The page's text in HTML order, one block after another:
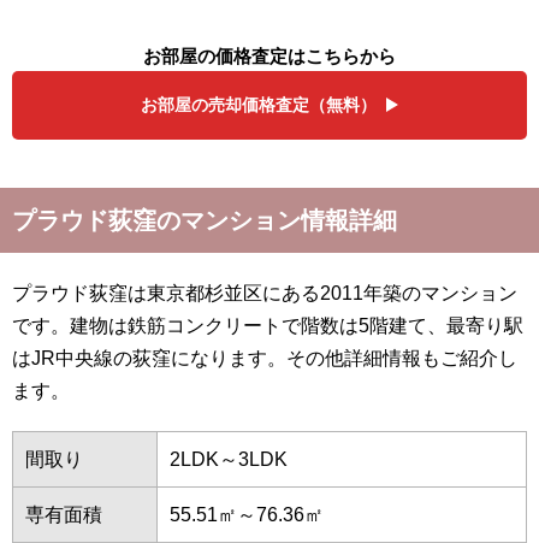
お部屋の価格査定はこちらから
お部屋の売却価格査定（無料）
プラウド荻窪のマンション情報詳細
プラウド荻窪は東京都杉並区にある2011年築のマンション
です。建物は鉄筋コンクリートで階数は5階建て、最寄り駅
はJR中央線の荻窪になります。その他詳細情報もご紹介し
ます。
間取り 2LDK～3LDK
専有面積 55.51㎡～76.36㎡